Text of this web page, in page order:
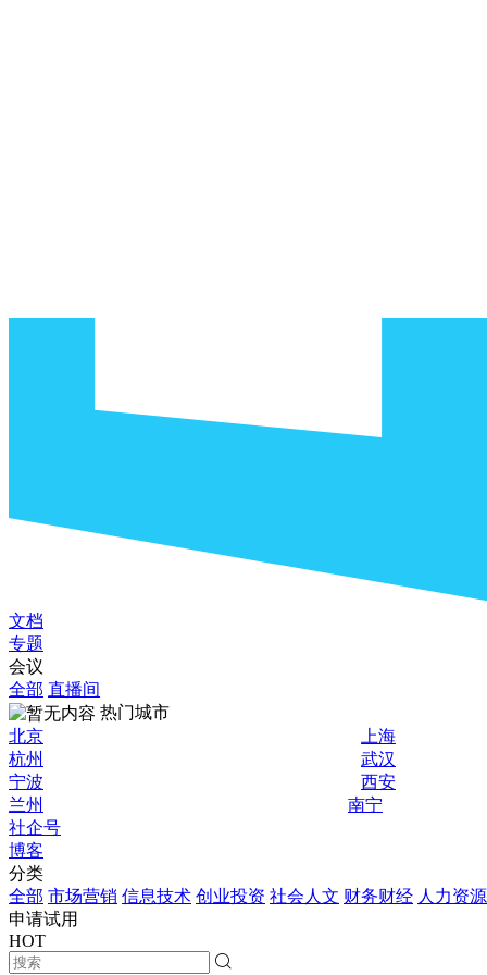
文档
专题
会议
全部 直播间
热门城市
北京
上海
杭州
武汉
宁波
西安
兰州
南宁
社企号
博客
分类
全部 市场营销 信息技术 创业投资 社会人文 财务财经 人力资源
申请试用
HOT